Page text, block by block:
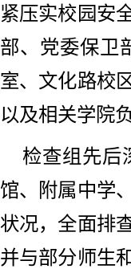
紧压实校园安
部、党委保卫
室、文化路校
以及相关学院
检查组先后
馆、附属中学
状况，全面排
并与部分师生